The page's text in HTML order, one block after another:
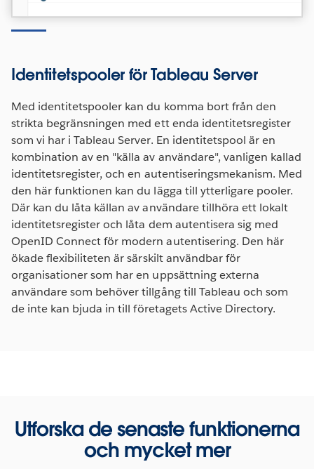
Identitetspooler för Tableau Server
Med identitetspooler kan du komma bort från den
strikta begränsningen med ett enda identitetsregister
som vi har i Tableau Server. En identitetspool är en
kombination av en "källa av användare", vanligen kallad
identitetsregister, och en autentiseringsmekanism. Med
den här funktionen kan du lägga till ytterligare pooler.
Där kan du låta källan av användare tillhöra ett lokalt
identitetsregister och låta dem autentisera sig med
OpenID Connect för modern autentisering. Den här
ökade flexibiliteten är särskilt användbar för
organisationer som har en uppsättning externa
användare som behöver tillgång till Tableau och som
de inte kan bjuda in till företagets Active Directory.
Utforska de senaste funktionerna
och mycket mer